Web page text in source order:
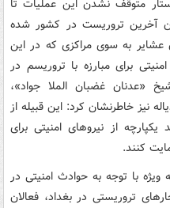
متوقف نشدن این عملیات تا
آخرین تروریست در کشور شده
عشایر به سوی مراکزی که در این
برای مبارزه با تروریسم در
«عدنان غضبان الملا جواد»،
نیز خاطرنشان کرد: این قبیله از
از نیروهای امنیتی برای
کنند.
ویژه با توجه به حوادث امنیتی در
تروریستی در بغداد، فعالان